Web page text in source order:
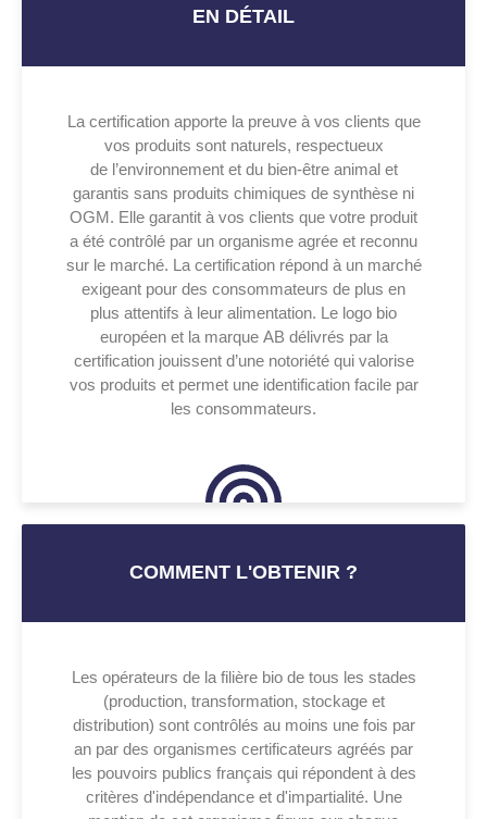
EN DÉTAIL
La certification apporte la preuve à vos clients que
vos produits sont naturels, respectueux
de l’environnement et du bien-être animal et
garantis sans produits chimiques de synthèse ni
OGM. Elle garantit à vos clients que votre produit
a été contrôlé par un organisme agrée et reconnu
sur le marché. La certification répond à un marché
exigeant pour des consommateurs de plus en
plus attentifs à leur alimentation. Le logo bio
européen et la marque AB délivrés par la
certification jouissent d’une notoriété qui valorise
vos produits et permet une identification facile par
les consommateurs.
COMMENT L'OBTENIR ?
Les opérateurs de la filière bio de tous les stades
(production, transformation, stockage et
distribution) sont contrôlés au moins une fois par
an par des organismes certificateurs agréés par
les pouvoirs publics français qui répondent à des
critères d'indépendance et d'impartialité. Une